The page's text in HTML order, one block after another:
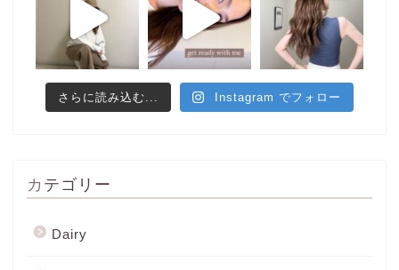
さらに読み込む... Instagram でフォロー
カテゴリー
Dairy